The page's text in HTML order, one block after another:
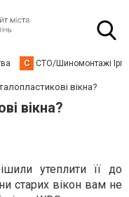
С СТО/Шиномонтажі
вікна?
вікна?
утеплити її до
старих вікон вам не